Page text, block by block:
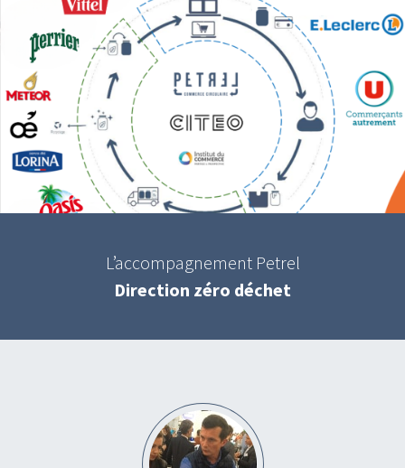
L’accompagnement Petrel
Direction zéro déchet